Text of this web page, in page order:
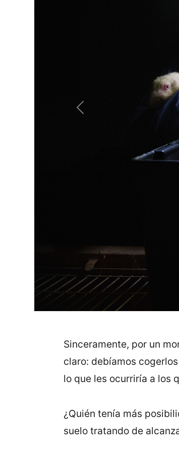
Previous
Sinceramente, por un
claro: debíamos
lo que les ocurriría a los
¿Quién tenía más
suelo tratando de